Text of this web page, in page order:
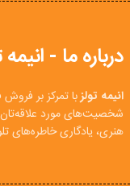
درباره ما - انیمه
انیمه تولزبا تمرکز بر
شخصیت‌های مورد
هنری، یادگاری خاطره‌های